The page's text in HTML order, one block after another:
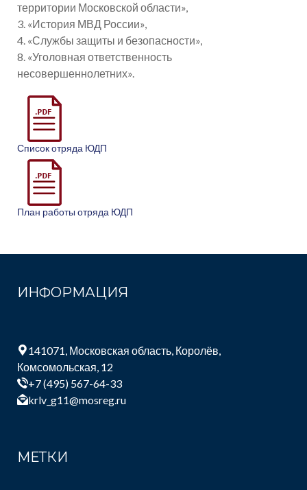
территории Московской области»,
3. «История МВД России»,
4. «Службы защиты и безопасности»,
8. «Уголовная ответственность
несовершеннолетних».
Список отряда ЮДП
План работы отряда ЮДП
ИНФОРМАЦИЯ
141071, Московская область, Королёв,
Комсомольская, 12
+7 (495) 567-64-33
krlv_g11@mosreg.ru
МЕТКИ